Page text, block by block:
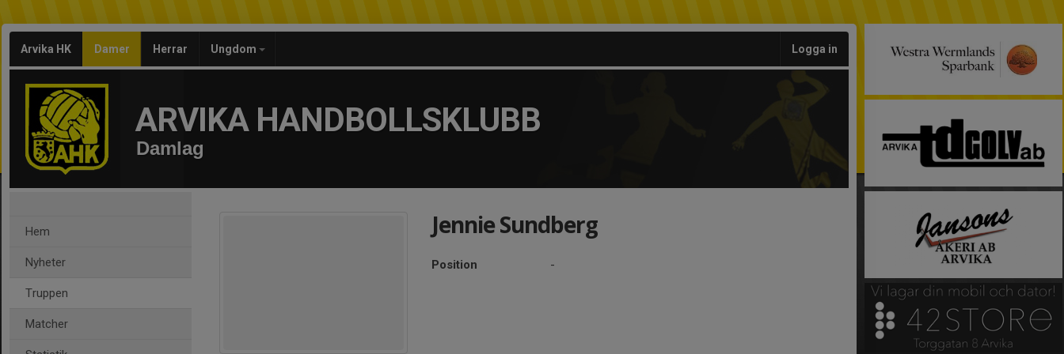
Arvika HK Damer Herrar Ungdom Logga in
ARVIKA HANDBOLLSKLUBB
Damlag
Hem
Nyheter
Truppen
Matcher
Jennie Sundberg
Position -